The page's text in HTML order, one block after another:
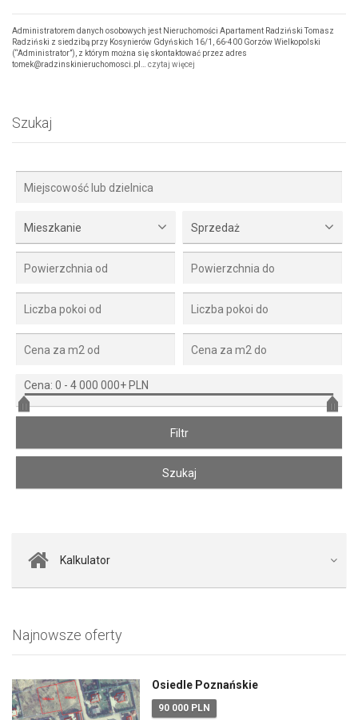
Administratorem danych osobowych jest Nieruchomości Apartament Radziński Tomasz
Radziński z siedzibą przy Kosynierów Gdyńskich 16/1, 66-400 Gorzów Wielkopolski
(“Administrator”), z którym można się skontaktować przez adres
tomek@radzinskinieruchomosci.pl… czytaj więcej
Szukaj
Mieszkanie Sprzedaż
Cena: 0 - 4 000 000+ PLN
Kalkulator
Najnowsze oferty
Osiedle Poznańskie
90 000 PLN